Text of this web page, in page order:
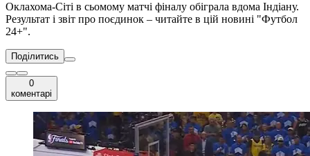
Оклахома-Сіті в сьомому матчі фіналу обіграла вдома Індіану.
Результат і звіт про поєдинок – читайте в цій новині "Футбол
24+".
Поділитись
0
коментарі